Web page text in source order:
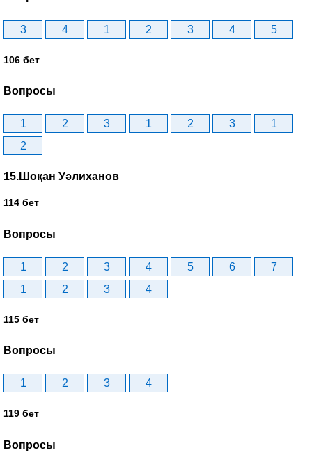
3 4 1 2 3 4 5
106 бет
Вопросы
1 2 3 1 2 3
1
2
15.Шоқан Уәлиханов
114 бет
Вопросы
1 2 3 4 5 6
7
1
2 3 4
115 бет
Вопросы
1 2 3 4
119 бет
Вопросы